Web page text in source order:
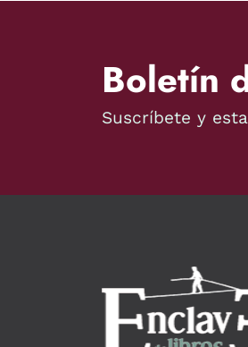
Boletín
Suscríbete y